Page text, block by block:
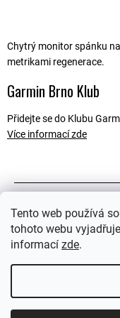
Tento web používá
tohoto webu
informací zde.
Chytrý monitor spánku
metrikami regenerace.
Garmin Brno Klub
Přidejte se do Klubu
Více informací zde
Související soubory